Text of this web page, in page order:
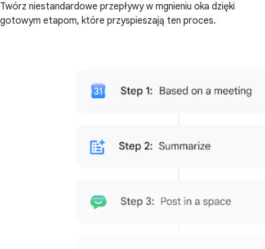
Twórz niestandardowe przepływy w mgnieniu oka dzięki
gotowym etapom, które przyspieszają ten proces.